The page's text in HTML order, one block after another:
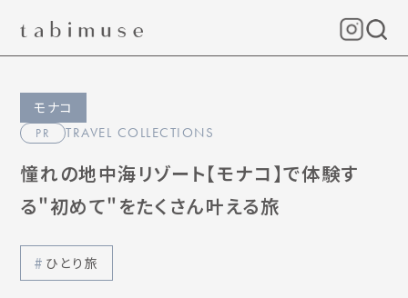
モナコ
PR TRAVEL COLLECTIONS
憧れの地中海リゾート【モナコ】で体験す
る"初めて"をたくさん叶える旅
ひとり旅